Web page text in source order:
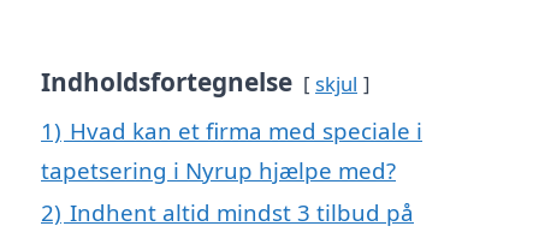
Indholdsfortegnelse skjul
1) Hvad kan et firma med speciale i
tapetsering i Nyrup hjælpe med?
2) Indhent altid mindst 3 tilbud på